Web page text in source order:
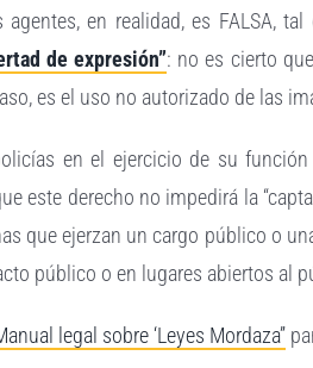
en realidad, es FALSA,
de expresión”: no es cierto
es el uso no autorizado de las
en el ejercicio de su
este derecho no impedirá la
que ejerzan un cargo público o
público o en lugares abiertos al
legal sobre ‘Leyes Mordaza”